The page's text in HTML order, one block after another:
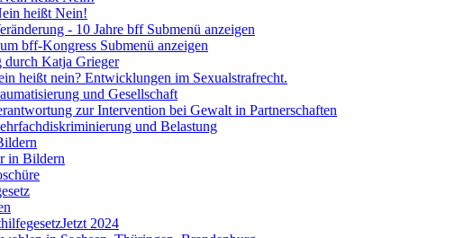
heißt Nein!
- 10 Jahre bff Submenü anzeigen
bff-Kongress Submenü anzeigen
durch Katja Grieger
heißt nein? Entwicklungen im Sexualstrafrecht.
und Gesellschaft
zur Intervention bei Gewalt in Partnerschaften
und Belastung
in Bildern
2024